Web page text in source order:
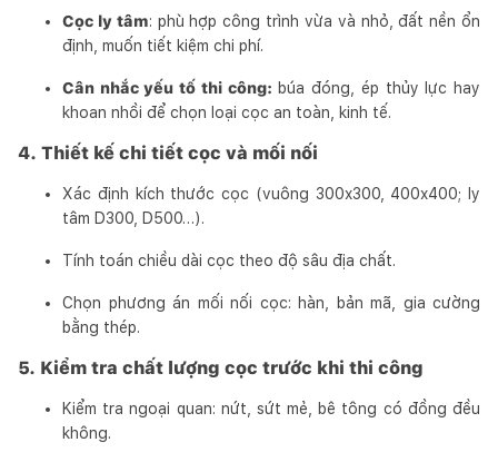
Cọc ly tâm: phù hợp công trình vừa và nhỏ, đất nền ổn
định, muốn tiết kiệm chi phí.
Cân nhắc yếu tố thi công: búa đóng, ép thủy lực hay
khoan nhồi để chọn loại cọc an toàn, kinh tế.
4. Thiết kế chi tiết cọc và mối nối
Xác định kích thước cọc (vuông 300x300, 400x400; ly
tâm D300, D500…).
Tính toán chiều dài cọc theo độ sâu địa chất.
Chọn phương án mối nối cọc: hàn, bản mã, gia cường
bằng thép.
5. Kiểm tra chất lượng cọc trước khi thi công
Kiểm tra ngoại quan: nứt, sứt mẻ, bê tông có đồng đều
không.